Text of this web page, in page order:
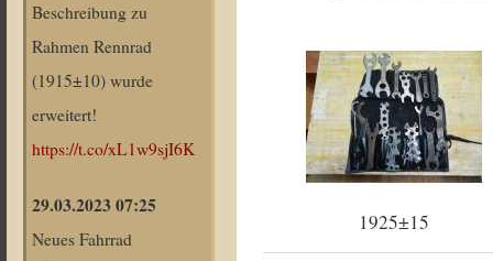
Beschreibung zu
Rahmen Rennrad
(1915±10) wurde
erweitert!
https://t.co/xL1w9sjI6K
29.03.2023 07:25
Neues Fahrrad
1925±15